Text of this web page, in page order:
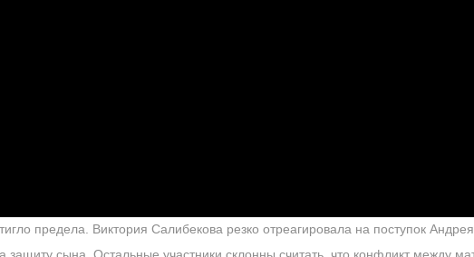
предела. Виктория Салибекова резко отреагировала на поступок